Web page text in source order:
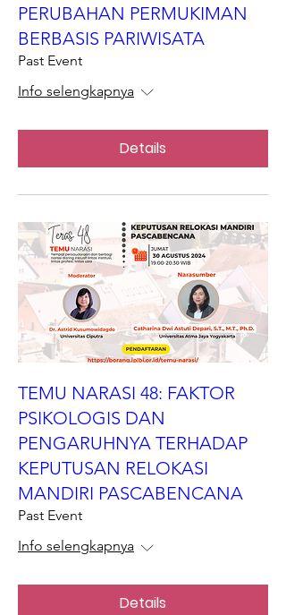
PERUBAHAN PERMUKIMAN
BERBASIS PARIWISATA
Past Event
Info selengkapnya
Details
TEMU NARASI 48: FAKTOR
PSIKOLOGIS DAN
PENGARUHNYA TERHADAP
KEPUTUSAN RELOKASI
MANDIRI PASCABENCANA
Past Event
Info selengkapnya
Details